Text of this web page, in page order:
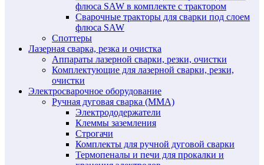
флюса SAW в комплекте с трактором
Сварочные тракторы для сварки под слоем
флюса SAW
Споттеры
Лазерная сварка, резка и очистка
Аппараты лазерной сварки, резки, очистки
Комплектующие для лазерной сварки, резки,
очистки
Электросварочное оборудование
Ручная дуговая сварка (MMA)
Электрододержатели
Клеммы заземления
Строгачи
Комплекты для ручной дуговой сварки
Термопеналы и печи для прокалки и